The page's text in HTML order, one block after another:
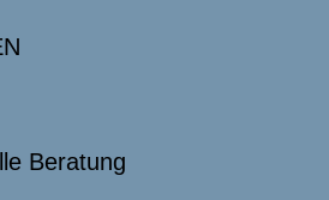
Beratung